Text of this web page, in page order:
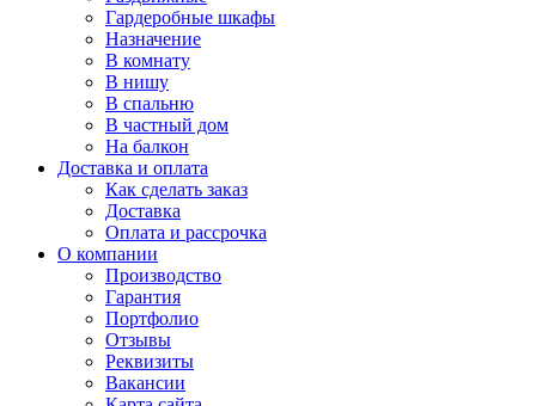
Гардеробные шкафы
Назначение
В комнату
В нишу
В спальню
В частный дом
На балкон
Доставка и оплата
Как сделать заказ
Доставка
Оплата и рассрочка
О компании
Производство
Гарантия
Портфолио
Отзывы
Реквизиты
Вакансии